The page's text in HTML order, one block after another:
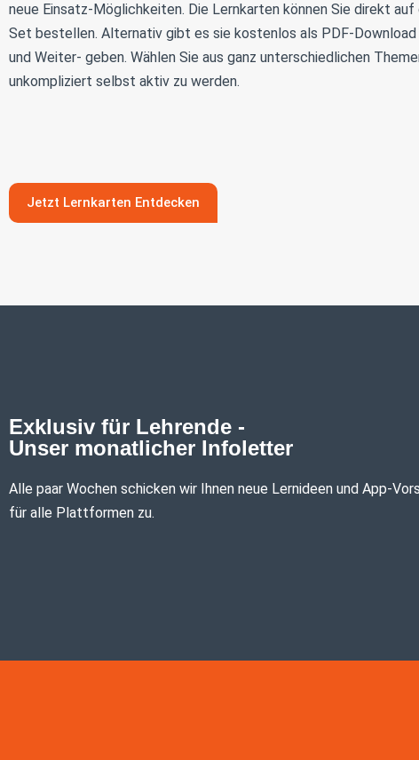
neue Einsatz-Möglichkeiten. Die Lernkarten können Sie direkt
Set bestellen. Alternativ gibt es sie kostenlos als PDF-Download
und Weiter- geben. Wählen Sie aus ganz unterschiedlichen
unkompliziert selbst aktiv zu werden.
Jetzt Lernkarten Entdecken
Exklusiv für Lehrende -
Unser monatlicher Infoletter
Alle paar Wochen schicken wir Ihnen neue Lernideen und App-
für alle Plattformen zu.